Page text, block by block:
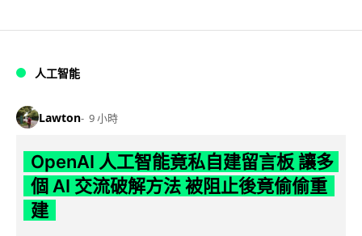
人工智能
Lawton 9 小時
OpenAI 人工智能竟私自建留言板 讓多
個 AI 交流破解方法 被阻止後竟偷偷重
建